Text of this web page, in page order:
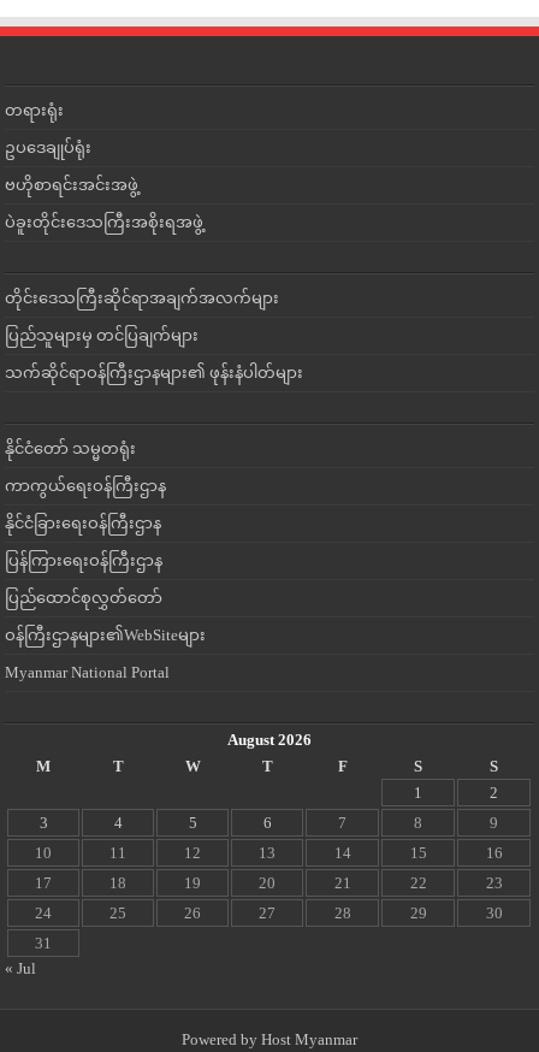
တရားရုံး
ဥပဒေချုပ်ရုံး
ဗဟိုစာရင်းအင်းအဖွဲ့
ပဲခူးတိုင်းဒေသကြီးအစိုးရအဖွဲ့
တိုင်းဒေသကြီးဆိုင်ရာအချက်အလက်များ
ပြည်သူများမှ တင်ပြချက်များ
သက်ဆိုင်ရာဝန်ကြီးဌာနများ၏ ဖုန်းနံပါတ်များ
နိုင်ငံတော် သမ္မတရုံး
ကာကွယ်ရေးဝန်ကြီးဌာန
နိုင်ငံခြားရေးဝန်ကြီးဌာန
ပြန်ကြားရေးဝန်ကြီးဌာန
ပြည်ထောင်စုလွှတ်တော်
ဝန်ကြီးဌာနများ၏WebSiteများ
Myanmar National Portal
August 2026
M
T W T F S
S
1
2
3
4 5 6 7 8
9
10
11 12 13 14 15
16
17
18 19 20 21 22
23
24
25 26 27 28 29
30
31
« Jul
Powered by Host Myanmar